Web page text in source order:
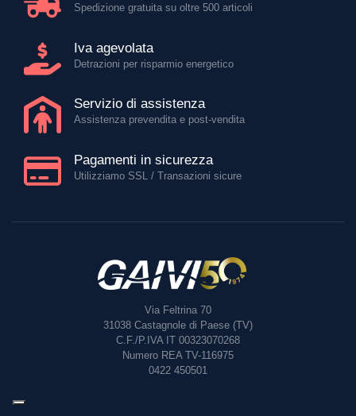
Spedizione gratuita su oltre 500 articoli
Iva agevolata
Detrazioni per risparmio energetico
Servizio di assistenza
Assistenza prevendita e post-vendita
Pagamenti in sicurezza
Utilizziamo SSL / Transazioni sicure
Via Feltrina 70
31038 Castagnole di Paese (TV)
C.F./P.IVA IT 00323070268
Numero REA TV-116975
0422 450501